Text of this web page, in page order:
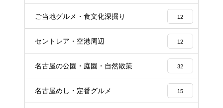
ご当地グルメ・食文化深掘り 12
セントレア・空港周辺 12
名古屋の公園・庭園・自然散策 32
名古屋めし・定番グルメ 15